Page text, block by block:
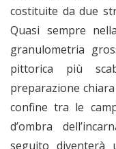
costituite da due
Quasi sempre
granulometria
pittorica più
preparazione
confine tra le
d’ombra
seguito diventerà